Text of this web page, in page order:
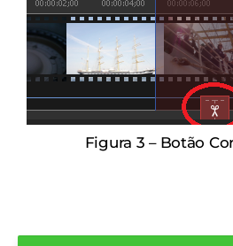
Figura 3 – Botão